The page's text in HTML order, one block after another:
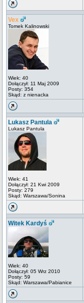
Vex
Tomek Kalinowski
Wiek: 40
Dołączył: 11 Maj 2009
Posty: 354
Skąd: z nienacka
Lukasz Pantula
Lukasz Pantula
Wiek: 41
Dołączył: 21 Kwi 2009
Posty: 279
Skąd: Warszawa/Sonina
Witek Kardyś
Wiek: 40
Dołączył: 05 Wrz 2010
Posty: 59
Skąd: Warszawa/Pabianice